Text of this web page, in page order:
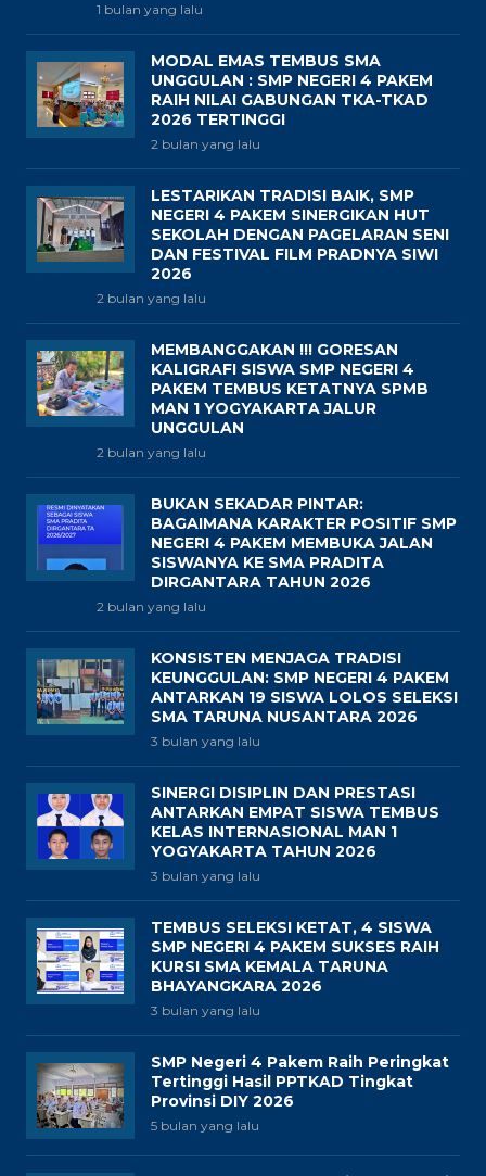
1 bulan yang lalu
MODAL EMAS TEMBUS SMA
UNGGULAN : SMP NEGERI 4 PAKEM
RAIH NILAI GABUNGAN TKA-TKAD
2026 TERTINGGI
2 bulan yang lalu
LESTARIKAN TRADISI BAIK, SMP
NEGERI 4 PAKEM SINERGIKAN HUT
SEKOLAH DENGAN PAGELARAN SENI
DAN FESTIVAL FILM PRADNYA SIWI
2026
2 bulan yang lalu
MEMBANGGAKAN !!! GORESAN
KALIGRAFI SISWA SMP NEGERI 4
PAKEM TEMBUS KETATNYA SPMB
MAN 1 YOGYAKARTA JALUR
UNGGULAN
2 bulan yang lalu
BUKAN SEKADAR PINTAR:
BAGAIMANA KARAKTER POSITIF SMP
NEGERI 4 PAKEM MEMBUKA JALAN
SISWANYA KE SMA PRADITA
DIRGANTARA TAHUN 2026
2 bulan yang lalu
KONSISTEN MENJAGA TRADISI
KEUNGGULAN: SMP NEGERI 4 PAKEM
ANTARKAN 19 SISWA LOLOS SELEKSI
SMA TARUNA NUSANTARA 2026
3 bulan yang lalu
SINERGI DISIPLIN DAN PRESTASI
ANTARKAN EMPAT SISWA TEMBUS
KELAS INTERNASIONAL MAN 1
YOGYAKARTA TAHUN 2026
3 bulan yang lalu
TEMBUS SELEKSI KETAT, 4 SISWA
SMP NEGERI 4 PAKEM SUKSES RAIH
KURSI SMA KEMALA TARUNA
BHAYANGKARA 2026
3 bulan yang lalu
SMP Negeri 4 Pakem Raih Peringkat
Tertinggi Hasil PPTKAD Tingkat
Provinsi DIY 2026
5 bulan yang lalu